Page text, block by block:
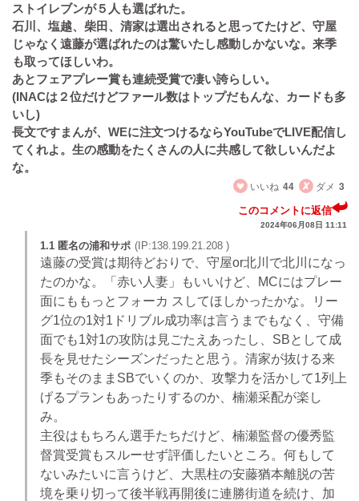
ストイレブンが５人も選ばれた。
石川、塩越、柴田、清家は選出されると思ってたけど、守屋
じゃなく遠藤が選ばれたのは驚いたし感動しかないな。来季
も取ってほしいわ。
あとフェアプレー賞も連続受賞で凄い誇らしい。
(INACは２位だけどファール数はトップだもんな、カードも多
いし)
長文ですまんが、WEに注文つけるならYouTubeでLIVE配信し
てくれよ。生の感動をたくさんの人に共感して欲しいんだよ
な。
いいね 44 ダメ 3
このコメントに返信
2024年06月08日 11:11
1.1 匿名の浦和サポ (IP:138.199.21.208 )
遠藤の受賞は期待どおりで、守屋or北川で北川になっ
たのかな。「赤い人妻」もいいけど、MCにはプレー
面にももっとフォーカ スしてほしかったかな。リー
グ1位の1対1ドリブル成功率は言うまでもなく、守備
面でも1対1の攻防は見ごたえあったし、SBとして成
長を見せたシーズンだったと思う。清家が抜ける来
季もそのままSBでいくのか、攻撃力を活かして1列上
げるプランもあったりするのか、楠瀬采配が楽し
み。
主役はもちろん選手たちだけど、楠瀬監督の優秀監
督賞受賞もスルーせず評価したいところ。何もして
ないみたいに言うけど、大黒柱の安藤猶本離脱の苦
境を乗り切って後半戦再開後に連勝街道を続け、加